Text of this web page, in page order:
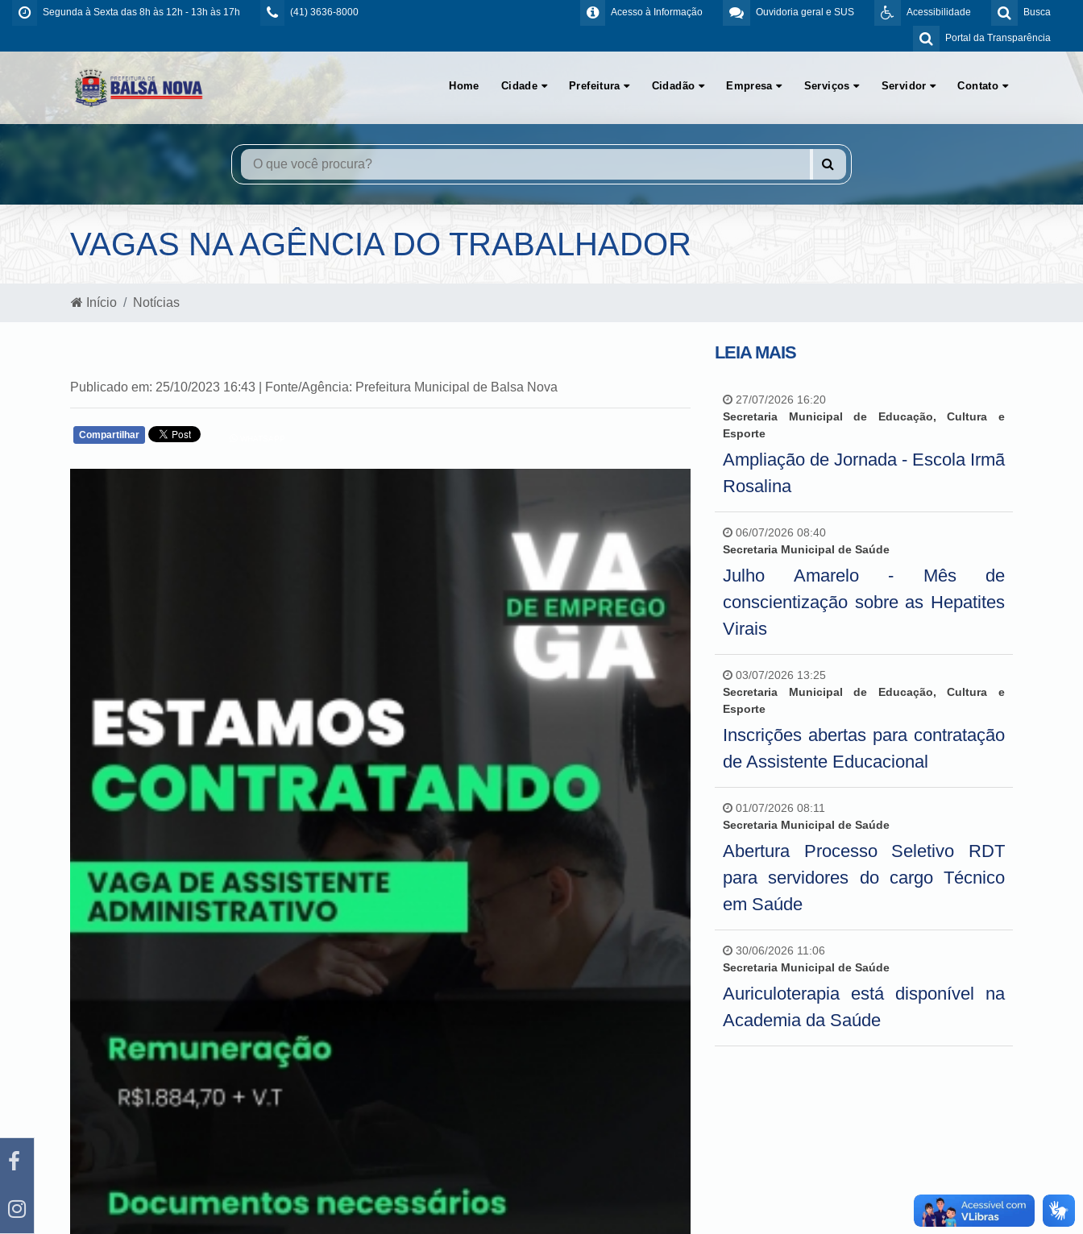
Segunda à Sexta das 8h às 12h - 13h às 17h (41) 3636-8000 Busca
Acessibilidade
Ouvidoria geral e SUS
Acesso à Informação
Portal da Transparência
Home Cidade Prefeitura Cidadão Empresa Serviços Servidor Contato
VAGAS NA AGÊNCIA DO TRABALHADOR
Início Notícias
Publicado em: 25/10/2023 16:43 | Fonte/Agência: Prefeitura Municipal de Balsa Nova
Compartilhar
LEIA MAIS
27/07/2026 16:20
Secretaria Municipal de Educação, Cultura e
Esporte
Ampliação de Jornada - Escola Irmã
Rosalina
06/07/2026 08:40
Secretaria Municipal de Saúde
Julho Amarelo - Mês de
conscientização sobre as Hepatites
Virais
03/07/2026 13:25
Secretaria Municipal de Educação, Cultura e
Esporte
Inscrições abertas para contratação
de Assistente Educacional
01/07/2026 08:11
Secretaria Municipal de Saúde
Abertura Processo Seletivo RDT
para servidores do cargo Técnico
em Saúde
30/06/2026 11:06
Secretaria Municipal de Saúde
Auriculoterapia está disponível na
Academia da Saúde